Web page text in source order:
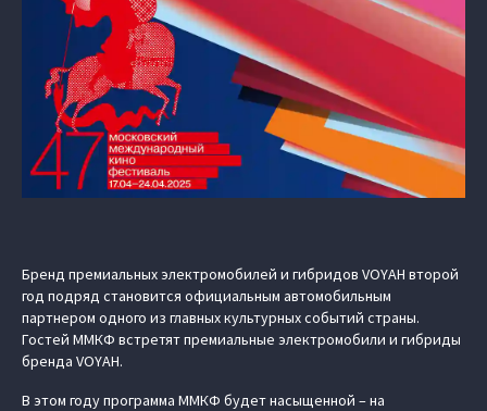
Бренд премиальных электромобилей и гибридов VOYAH второй
год подряд становится официальным автомобильным
партнером одного из главных культурных событий страны.
Гостей ММКФ встретят премиальные электромобили и гибриды
бренда VOYAH.
В этом году программа ММКФ будет насыщенной – на